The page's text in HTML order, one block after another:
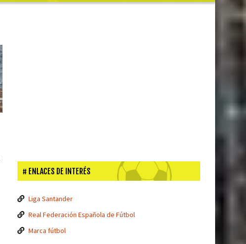
ENLACES DE INTERÉS
Liga Santander
Real Federación Española de Fútbol
Marca fútbol